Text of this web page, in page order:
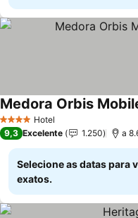
4 EstrelasHotel
Medora Orbis
9,3 Excelente 1.250 a
Selecione as datas para
exatos.